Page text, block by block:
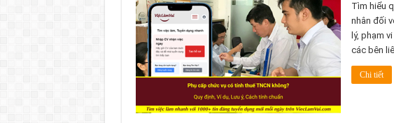
Tìm hiểu
nhân đối
lý, phạm
các bên
Chi tiết